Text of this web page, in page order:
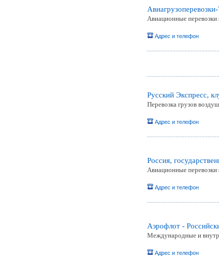
Авиационные перевозки
Адрес и телефон
Русский Экспресс,
Перевозка грузов
Адрес и телефон
Россия,
Авиационные перевозки
Адрес и телефон
Аэрофлот -
Международные и
Адрес и телефон